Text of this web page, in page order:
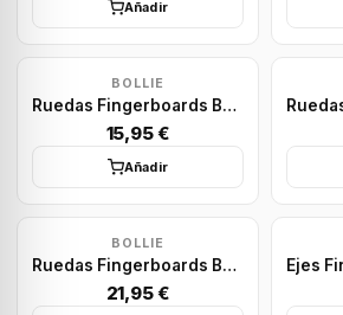
Añadir
BOLLIE
Ruedas Fingerboards Bollie: Bearing Wheels Red
15,95 €
Añadir
BOLLIE
Ruedas Fingerboards Bollie: Pro Wheels Red
21,95 €